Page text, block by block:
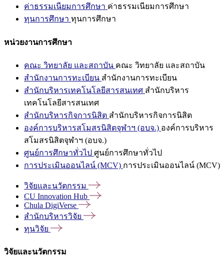
ค่าธรรมเนียมการศึกษา ค่าธรรมเนียมการศึกษา
ทุนการศึกษา ทุนการศึกษา
หน่วยงานการศึกษา
คณะ วิทยาลัย และสถาบัน คณะ วิทยาลัย และสถาบัน
สำนักงานการทะเบียน สำนักงานการทะเบียน
สำนักบริหารเทคโนโลยีสารสนเทศ สำนักบริหาร
เทคโนโลยีสารสนเทศ
สำนักบริหารกิจการนิสิต สำนักบริหารกิจการนิสิต
องค์การบริหารสโมสรนิสิตจุฬาฯ (อบจ.) องค์การบริหาร
สโมสรนิสิตจุฬาฯ (อบจ.)
ศูนย์การศึกษาทั่วไป ศูนย์การศึกษาทั่วไป
การประเมินออนไลน์ (MCV) การประเมินออนไลน์ (MCV)
วิจัยและนวัตกรรม
CU Innovation Hub
Chula DigiVerse
สำนักบริหารวิจัย
ทุนวิจัย
วิจัยและนวัตกรรม